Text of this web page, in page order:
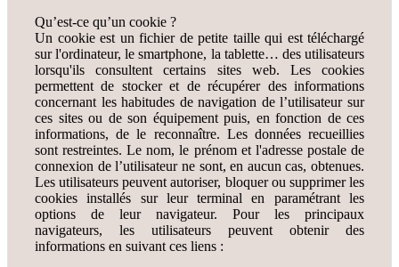
Qu’est-ce qu’un cookie ?
Un cookie est un fichier de petite taille qui est téléchargé
sur l'ordinateur, le smartphone, la tablette… des utilisateurs
lorsqu'ils consultent certains sites web. Les cookies
permettent de stocker et de récupérer des informations
concernant les habitudes de navigation de l’utilisateur sur
ces sites ou de son équipement puis, en fonction de ces
informations, de le reconnaître. Les données recueillies
sont restreintes. Le nom, le prénom et l'adresse postale de
connexion de l’utilisateur ne sont, en aucun cas, obtenues.
Les utilisateurs peuvent autoriser, bloquer ou supprimer les
cookies installés sur leur terminal en paramétrant les
options de leur navigateur. Pour les principaux
navigateurs, les utilisateurs peuvent obtenir des
informations en suivant ces liens :